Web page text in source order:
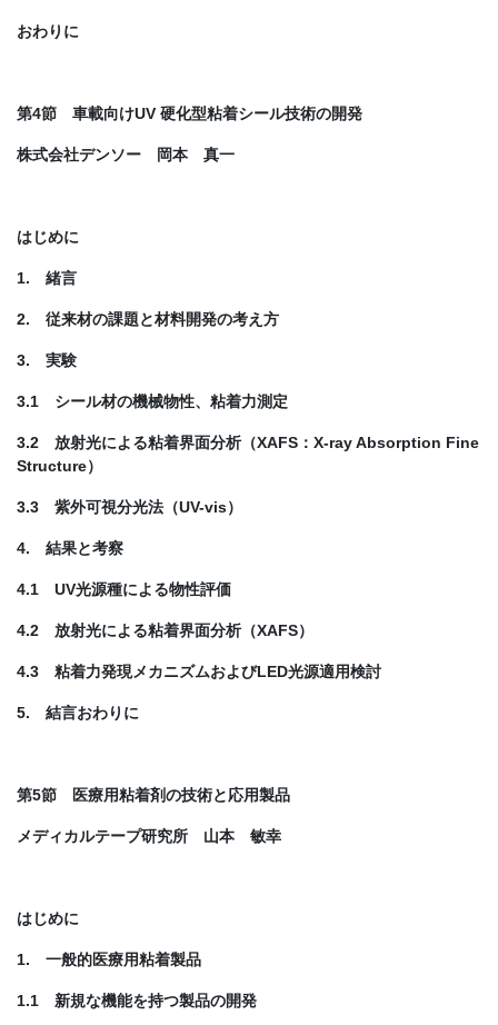
おわりに
第4節 車載向けUV 硬化型粘着シール技術の開発
株式会社デンソー 岡本 真一
はじめに
1. 緒言
2. 従来材の課題と材料開発の考え方
3. 実験
3.1 シール材の機械物性、粘着力測定
3.2 放射光による粘着界面分析（XAFS：X-ray Absorption Fine
Structure）
3.3 紫外可視分光法（UV-vis）
4. 結果と考察
4.1 UV光源種による物性評価
4.2 放射光による粘着界面分析（XAFS）
4.3 粘着力発現メカニズムおよびLED光源適用検討
5. 結言おわりに
第5節 医療用粘着剤の技術と応用製品
メディカルテープ研究所 山本 敏幸
はじめに
1. 一般的医療用粘着製品
1.1 新規な機能を持つ製品の開発